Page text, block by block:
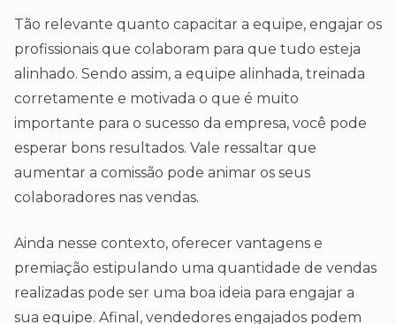
Tão relevante quanto capacitar a equipe, engajar os
profissionais que colaboram para que tudo esteja
alinhado. Sendo assim, a equipe alinhada, treinada
corretamente e motivada o que é muito
importante para o sucesso da empresa, você pode
esperar bons resultados. Vale ressaltar que
aumentar a comissão pode animar os seus
colaboradores nas vendas.
Ainda nesse contexto, oferecer vantagens e
premiação estipulando uma quantidade de vendas
realizadas pode ser uma boa ideia para engajar a
sua equipe. Afinal, vendedores engajados podem